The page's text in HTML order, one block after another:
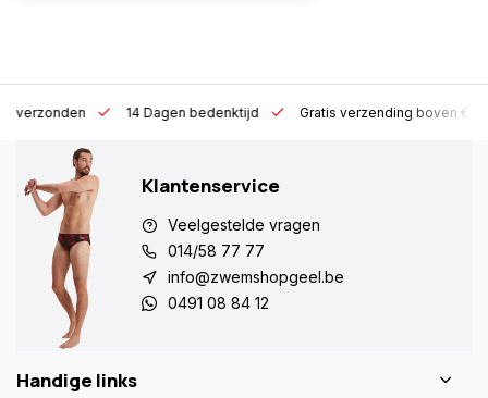
h verzonden 14 Dagen bedenktijd Gratis verzending boven
Klantenservice
Veelgestelde vragen
014/58 77 77
info@zwemshopgeel.be
0491 08 84 12
Handige links